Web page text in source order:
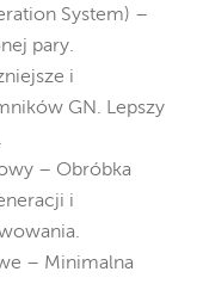
System) –
pary.
i
GN. Lepszy
– Obróbka
i
– Minimalna